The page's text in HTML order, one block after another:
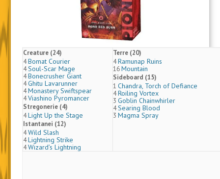
Creature (24)
4Bomat Courier
4Soul-Scar Mage
4Bonecrusher Giant
4Ghitu Lavarunner
4Monastery Swiftspear
4Viashino Pyromancer
Stregonerie (4)
4Light Up the Stage
Istantanei (12)
4Wild Slash
4Lightning Strike
4Wizard’s Lightning
Terre (20)
4Ramunap Ruins
16Mountain
Sideboard (15)
1 Chandra, Torch of Defiance
4Roiling Vortex
3 Goblin Chainwhirler
4Searing Blood
3 Magma Spray